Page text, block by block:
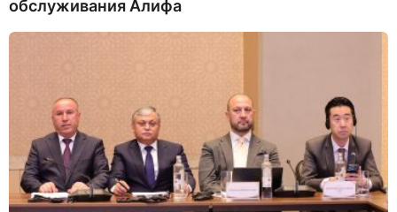
обслуживания Алифа